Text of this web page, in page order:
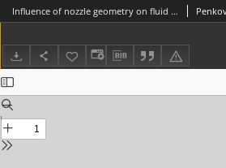
Influence of nozzle geometry on fluid flow parameters